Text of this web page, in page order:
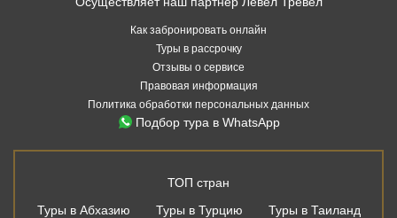
Как забронировать онлайн
Туры в рассрочку
Отзывы о сервисе
Правовая информация
Политика обработки персональных данных
Подбор тура в WhatsApp
ТОП стран
Туры в Абхазию
Туры в Турцию
Туры в Таиланд